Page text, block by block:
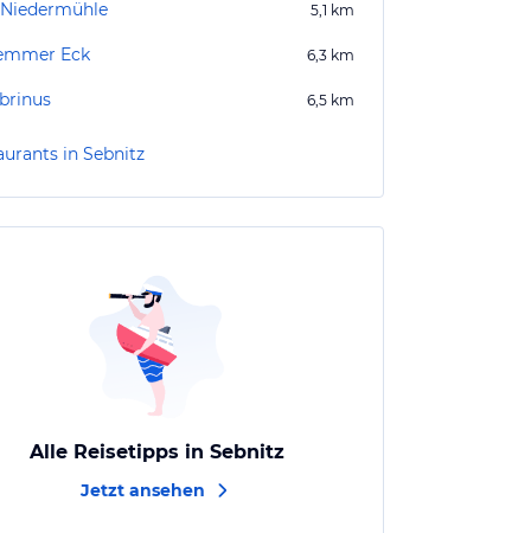
5,1 km
Eck 6,3 km
6,5 km
in Sebnitz
Alle Reisetipps in Sebnitz
Jetzt ansehen